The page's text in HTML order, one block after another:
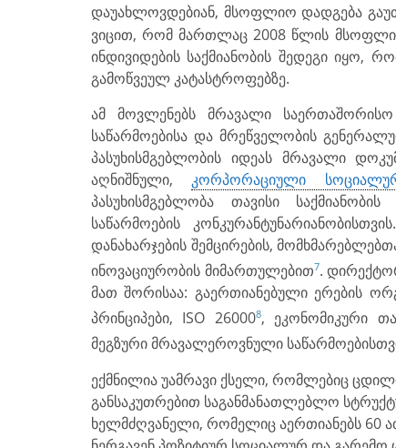
დაუახლოვდებიან, მსოფლიო დადგება
ვიცით, რომ მართლაც 2008 წლის
ინდივიდების საქმიანობის შედეგი იყო,
გამოწვეულ კატასტროფებზე.
ამ მოვლენებს მრავალი საერთაშორისო
საწარმოებისა და მრეწველობის
პასუხისმგებლობის იდეას მრავალი
აღნიშნული, კორპორაციული
პასუხისმგებლობა თავისი
საწარმოების
დანახარჯების შემცირების,
ინოვაციურობის მიმართულებით7.
მათ შორისაა: გაერთიანებული ერების
პრინციპები, ISO 260008, ეკონომიკური
მეგზური მრავალეროვნული
ექმნილია უამრავი ქსელი, რომლებიც
განსაკუთრებით საგანმანათლებლო
ხელმძღვანელი, რომელიც აერთიანებს 60